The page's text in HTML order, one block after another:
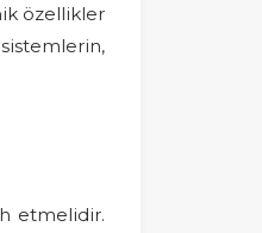
özellikler
etmelidir.